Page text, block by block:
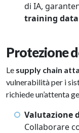
di IA,
training data
Protezione
Le supply chain
vulnerabilità per i
richiede un’attenta
Valutazione
Collaborare